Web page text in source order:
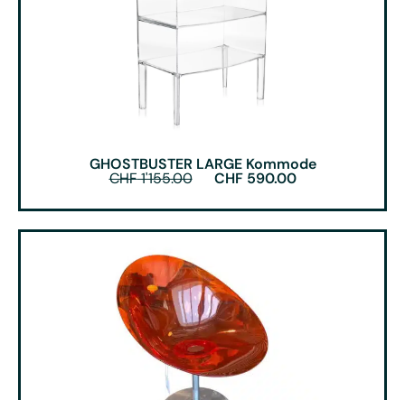
GHOSTBUSTER LARGE Kommode
CHF1'155.00 CHF590.00